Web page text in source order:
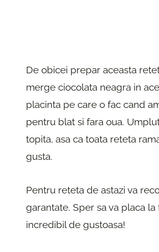
De obicei prepar aceasta
merge ciocolata neagra in
placinta pe care o fac cand
pentru blat si fara oua.
topita, asa ca toata reteta
gusta.
Pentru reteta de astazi va
garantate. Sper sa va placa
incredibil de gustoasa!